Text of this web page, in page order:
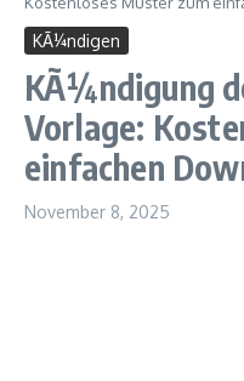
KÃ¼ndigen
KÃ¼ndigung
Vorlage:
einfachen
November 8, 2025